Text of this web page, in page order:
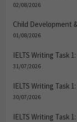
02/08/2026
Child Development
01/08/2026
IELTS Writing Task
31/07/2026
IELTS Writing Task
30/07/2026
IELTS Writing Task